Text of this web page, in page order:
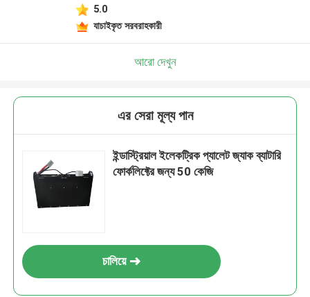
5.0
যাচাইকৃত সরবরাহকারী
আরো দেখুন
এর সেরা মূল্য পান
ইন্ডাস্ট্রিয়াল ইলেকট্রিক প্যালেট জ্যাক ব্যাটারি
ফোর্কলিফ্টের জন্য 50 কেজি
চালিয়ে